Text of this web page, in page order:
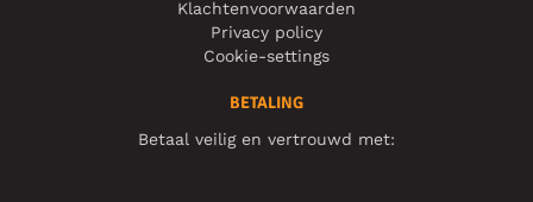
Klachtenvoorwaarden
Privacy policy
Cookie-settings
BETALING
Betaal veilig en vertrouwd met: